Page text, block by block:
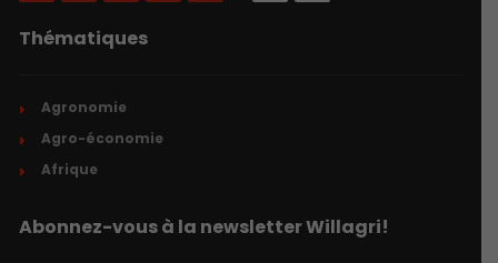
Thématiques
Agronomie
Agro-économie
Afrique
Abonnez-vous à la newsletter Willagri!